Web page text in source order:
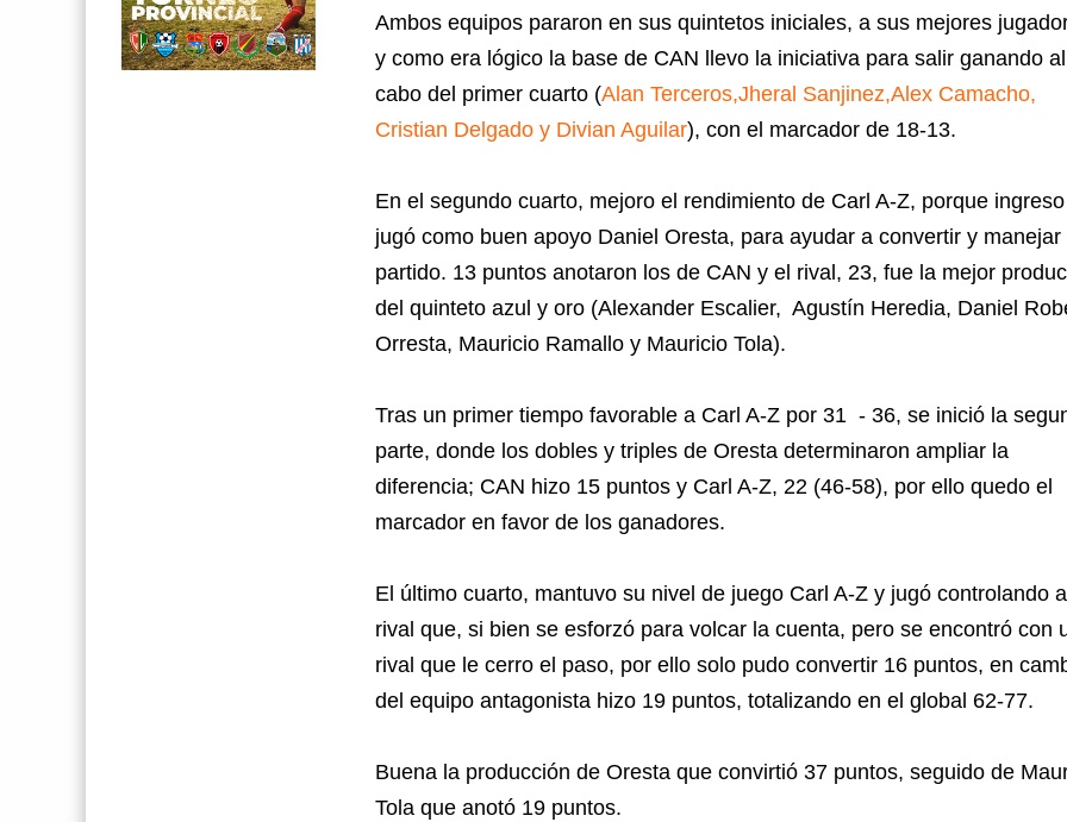
Ambos equipos pararon en sus quintetos iniciales, a sus mejores
y como era lógico la base de CAN llevo la iniciativa para salir ganando al
cabo del primer cuarto (Alan Terceros,Jheral Sanjinez,Alex Camacho,
Cristian Delgado y Divian Aguilar), con el marcador de 18-13.
En el segundo cuarto, mejoro el rendimiento de Carl A-Z, porque
jugó como buen apoyo Daniel Oresta, para ayudar a convertir y manejar
partido. 13 puntos anotaron los de CAN y el rival, 23, fue la mejor
del quinteto azul y oro (Alexander Escalier, Agustín Heredia, Daniel
Orresta, Mauricio Ramallo y Mauricio Tola).
Tras un primer tiempo favorable a Carl A-Z por 31 - 36, se inició la
parte, donde los dobles y triples de Oresta determinaron ampliar la
diferencia; CAN hizo 15 puntos y Carl A-Z, 22 (46-58), por ello quedo el
marcador en favor de los ganadores.
El último cuarto, mantuvo su nivel de juego Carl A-Z y jugó controlando
rival que, si bien se esforzó para volcar la cuenta, pero se encontró con
rival que le cerro el paso, por ello solo pudo convertir 16 puntos, en
del equipo antagonista hizo 19 puntos, totalizando en el global 62-77.
Buena la producción de Oresta que convirtió 37 puntos, seguido de
Tola que anotó 19 puntos.